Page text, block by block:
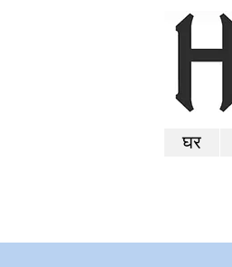
घर